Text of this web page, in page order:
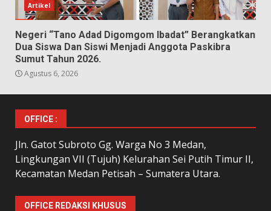
Artikel
Negeri “Tano Adad Digomgom Ibadat” Berangkatkan
Dua Siswa Dan Siswi Menjadi Anggota Paskibra
Sumut Tahun 2026.
Agustus 6, 2026
OFFICE :
Jln. Gatot Subroto Gg. Warga No 3 Medan,
Lingkungan VII (Tujuh) Kelurahan Sei Putih Timur II,
Kecamatan Medan Petisah – Sumatera Utara.
OFFICE REDAKSI KHUSUS